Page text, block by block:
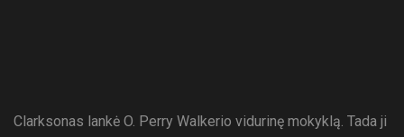
Clarksonas lankė O. Perry Walkerio vidurinę mokyklą. Tada ji